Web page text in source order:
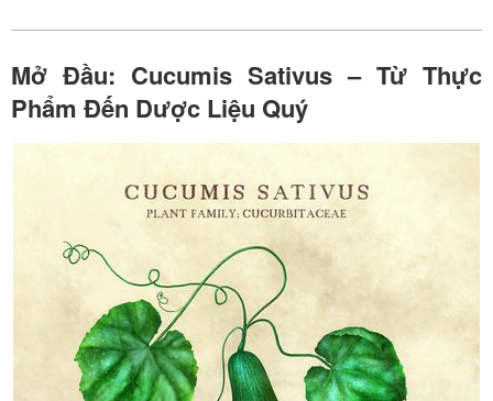
Mở Đầu: Cucumis Sativus – Từ Thực
Phẩm Đến Dược Liệu Quý